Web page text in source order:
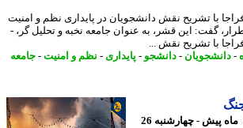
تشریح نقش دانشجویان در پایداری نظم و امنیت
این قشر، به عنوان جامعه نخبه و تحلیل گر، -
با تشریح نقش ...
-دانشجو-پایداری- نظم و امنیت-جامعه
4 ماه پیش - چهارشنبه 26